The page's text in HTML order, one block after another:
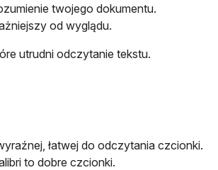
twojego dokumentu.
od wyglądu.
utrudni odczytanie tekstu.
łatwej do odczytania czcionki.
to dobre czcionki.